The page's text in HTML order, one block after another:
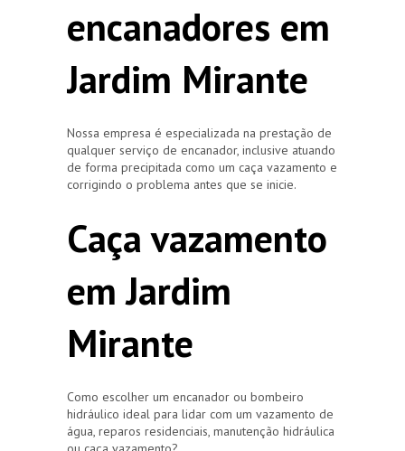
encanadores em
Jardim Mirante
Nossa empresa é especializada na prestação de
qualquer serviço de encanador, inclusive atuando
de forma precipitada como um caça vazamento e
corrigindo o problema antes que se inicie.
Caça vazamento
em Jardim
Mirante
Como escolher um encanador ou bombeiro
hidráulico ideal para lidar com um vazamento de
água, reparos residenciais, manutenção hidráulica